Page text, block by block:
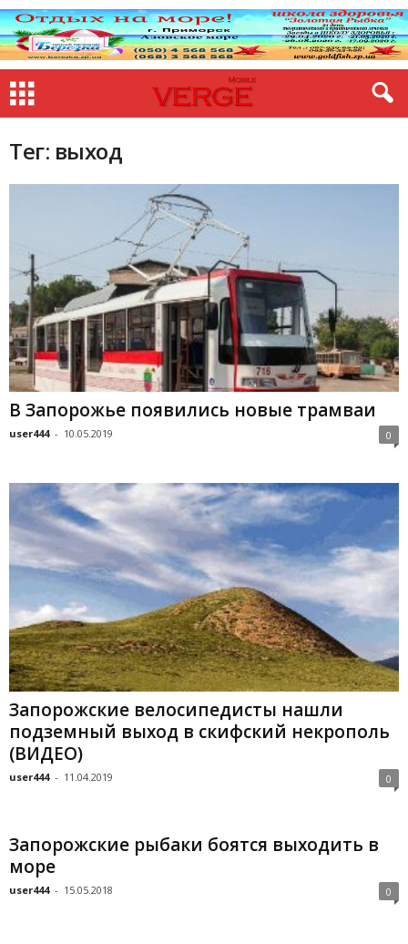
Тег: выход
В Запорожье появились новые трамваи
user444 - 10.05.2019 0
Запорожские велосипедисты нашли
подземный выход в скифский некрополь
(ВИДЕО)
user444 - 11.04.2019 0
Запорожские рыбаки боятся выходить в
море
user444 - 15.05.2018 0